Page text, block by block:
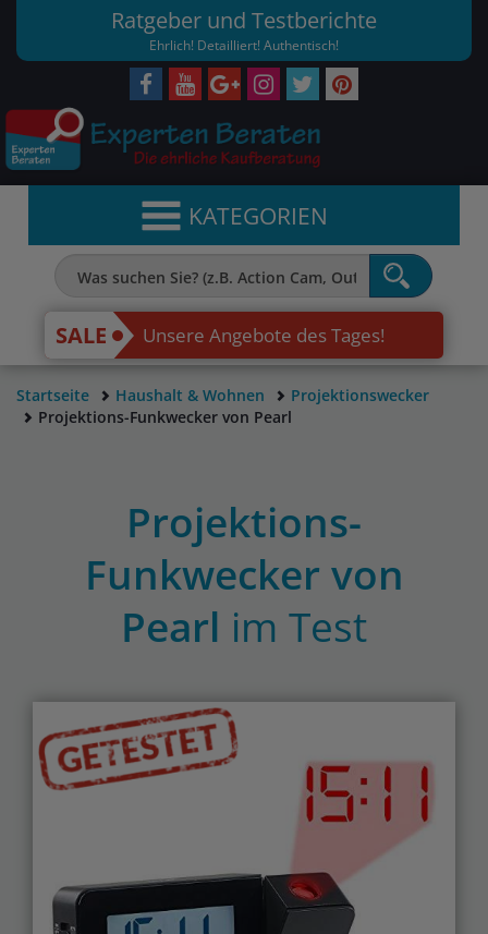
Ratgeber und Testberichte
Ehrlich! Detailliert! Authentisch!
KATEGORIEN
SALE Unsere Angebote des Tages!
Startseite Haushalt & Wohnen
Projektionswecker
Projektions-Funkwecker von Pearl
Projektions-
Funkwecker von
Pearl im Test